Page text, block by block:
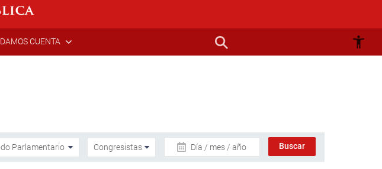
DAMOS CUENTA
Día / mes / año